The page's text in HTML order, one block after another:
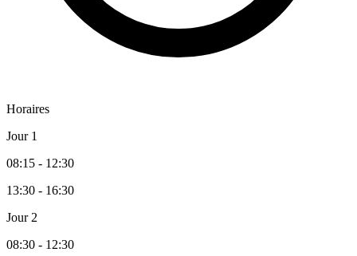
Horaires
Jour 1
08:15 - 12:30
13:30 - 16:30
Jour 2
08:30 - 12:30